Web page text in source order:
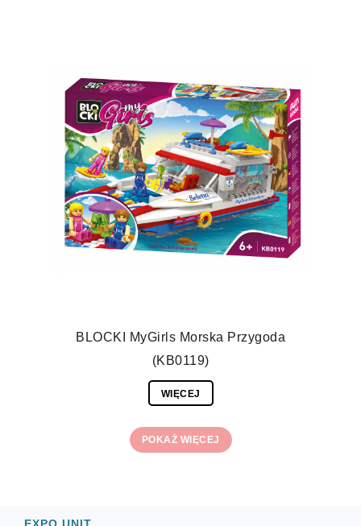
BLOCKI MyGirls Morska Przygoda
(KB0119)
WIĘCEJ
POKAŻ WIĘCEJ